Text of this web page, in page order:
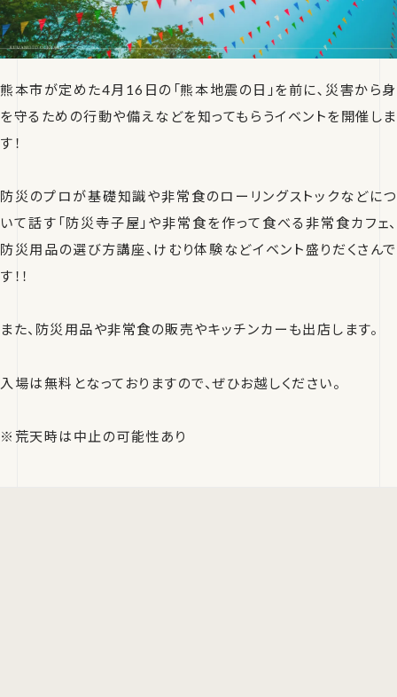
熊本市が定めた4月16日の「熊本地震の日」を前に､災害から身
を守るための行動や備えなどを知ってもらうイベントを開催しま
す！
防災のプロが基礎知識や非常食のローリングストックなどにつ
いて話す「防災寺子屋」や非常食を作って食べる非常食カフェ、
防災用品の選び方講座、けむり体験などイベント盛りだくさんで
す！！
また、防災用品や非常食の販売やキッチンカーも出店します。
入場は無料となっておりますので、ぜひお越しください。
※荒天時は中止の可能性あり